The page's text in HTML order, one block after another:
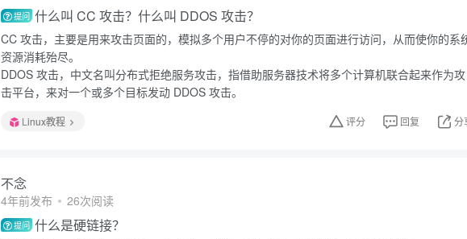
提问 什么叫 CC 攻击？什么叫 DDOS 攻击？
CC 攻击，主要是用来攻击页面的，模拟多个用户不停的对你的页面进行访问，从而使你的系
资源消耗殆尽。
DDOS 攻击，中文名叫分布式拒绝服务攻击，指借助服务器技术将多个计算机联合起来作为攻
击平台，来对一个或多个目标发动 DDOS 攻击。
Linux教程 评分 回复 分
不念
4年前发布 26次阅读
提问 什么是硬链接？